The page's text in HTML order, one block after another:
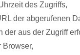
des Zugriffs,
der abgerufenen
der aus der Zugriff
Browser,